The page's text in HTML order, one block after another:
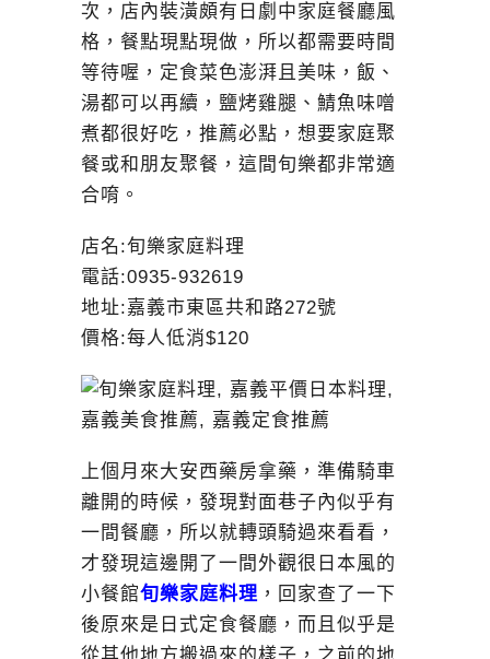
次，店內裝潢頗有日劇中家庭餐廳風
格，餐點現點現做，所以都需要時間
等待喔，定食菜色澎湃且美味，飯、
湯都可以再續，鹽烤雞腿、鯖魚味噌
煮都很好吃，推薦必點，想要家庭聚
餐或和朋友聚餐，這間旬樂都非常適
合唷。
店名:旬樂家庭料理
電話:0935-932619
地址:嘉義市東區共和路272號
價格:每人低消$120
上個月來大安西藥房拿藥，準備騎車
離開的時候，發現對面巷子內似乎有
一間餐廳，所以就轉頭騎過來看看，
才發現這邊開了一間外觀很日本風的
小餐館旬樂家庭料理 ，回家查了一下
後原來是日式定食餐廳，而且似乎是
從其他地方搬過來的樣子，之前的地